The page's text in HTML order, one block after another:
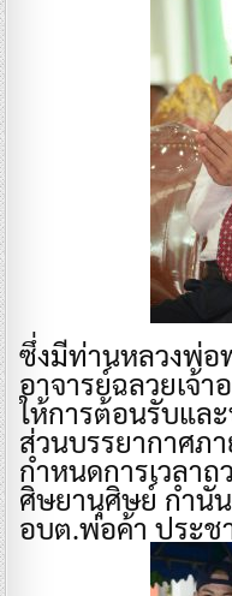
ซึ่งมีท่านหลวงพ่อ
อาจารย์ฉลวยเจ้า
ให้การต้อนรับแล
ส่วนบรรยากาศภ
กำหนดการเวลา
ศิษยานุศิษย์ กำนั
อบต.พ่อค้า ประช